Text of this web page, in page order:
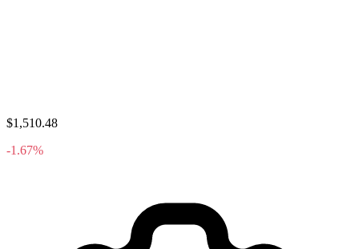
$1,510.48
-1.67%